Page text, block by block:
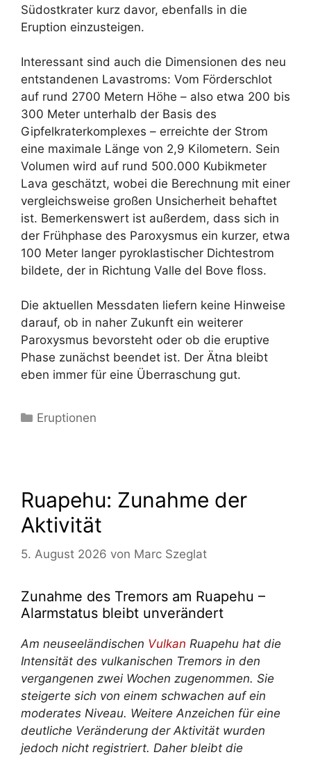
Südostkrater kurz davor, ebenfalls in die
Eruption einzusteigen.
Interessant sind auch die Dimensionen des neu
entstandenen Lavastroms: Vom Förderschlot
auf rund 2700 Metern Höhe – also etwa 200 bis
300 Meter unterhalb der Basis des
Gipfelkraterkomplexes – erreichte der Strom
eine maximale Länge von 2,9 Kilometern. Sein
Volumen wird auf rund 500.000 Kubikmeter
Lava geschätzt, wobei die Berechnung mit einer
vergleichsweise großen Unsicherheit behaftet
ist. Bemerkenswert ist außerdem, dass sich in
der Frühphase des Paroxysmus ein kurzer, etwa
100 Meter langer pyroklastischer Dichtestrom
bildete, der in Richtung Valle del Bove floss.
Die aktuellen Messdaten liefern keine Hinweise
darauf, ob in naher Zukunft ein weiterer
Paroxysmus bevorsteht oder ob die eruptive
Phase zunächst beendet ist. Der Ätna bleibt
eben immer für eine Überraschung gut.
Kategorien
Eruptionen
Ruapehu: Zunahme der
Aktivität
5. August 2026 von Marc Szeglat
Zunahme des Tremors am Ruapehu –
Alarmstatus bleibt unverändert
Am neuseeländischen Vulkan Ruapehu hat die
Intensität des vulkanischen Tremors in den
vergangenen zwei Wochen zugenommen. Sie
steigerte sich von einem schwachen auf ein
moderates Niveau. Weitere Anzeichen für eine
deutliche Veränderung der Aktivität wurden
jedoch nicht registriert. Daher bleibt die